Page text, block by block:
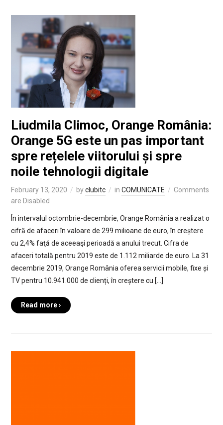
Liudmila Climoc, Orange România:
Orange 5G este un pas important
spre rețelele viitorului și spre
noile tehnologii digitale
February 13, 2020 byclubitc in COMUNICATE
Comments
are Disabled
În intervalul octombrie-decembrie, Orange România a realizat o
cifră de afaceri în valoare de 299 milioane de euro, în creștere
cu 2,4% faţă de aceeaşi perioadă a anului trecut. Cifra de
afaceri totală pentru 2019 este de 1.112 miliarde de euro. La 31
decembrie 2019, Orange România oferea servicii mobile, fixe și
TV pentru 10.941.000 de clienți, în creștere cu […]
Read more ›